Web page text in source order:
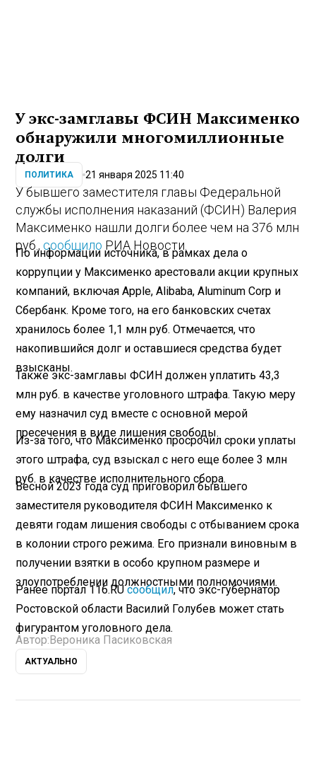
У экс-замглавы ФСИН Максименко
обнаружили многомиллионные
долги
ПОЛИТИКА 21 января 2025 11:40
У бывшего заместителя главы Федеральной
службы исполнения наказаний (ФСИН) Валерия
Максименко нашли долги более чем на 376 млн
руб., сообщило РИА Новости.
По информации источника, в рамках дела о
коррупции у Максименко арестовали акции крупных
компаний, включая Apple, Alibaba, Aluminum Corp и
Сбербанк. Кроме того, на его банковских счетах
хранилось более 1,1 млн руб. Отмечается, что
накопившийся долг и оставшиеся средства будет
взысканы.
Также экс-замглавы ФСИН должен уплатить 43,3
млн руб. в качестве уголовного штрафа. Такую меру
ему назначил суд вместе с основной мерой
пресечения в виде лишения свободы.
Из-за того, что Максименко просрочил сроки уплаты
этого штрафа, суд взыскал с него еще более 3 млн
руб. в качестве исполнительного сбора.
Весной 2023 года суд приговорил бывшего
заместителя руководителя ФСИН Максименко к
девяти годам лишения свободы с отбыванием срока
в колонии строго режима. Его признали виновным в
получении взятки в особо крупном размере и
злоупотреблении должностными полномочиями.
Ранее портал 116.RUсообщил, что экс-губернатор
Ростовской области Василий Голубев может стать
фигурантом уголовного дела.
Автор: Вероника Пасиковская
АКТУАЛЬНО